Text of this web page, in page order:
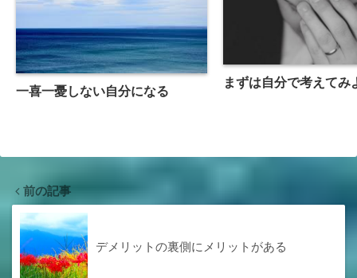
一喜一憂しない自分になる
まずは自分で考えてみ
前の記事
デメリットの裏側にメリットがある